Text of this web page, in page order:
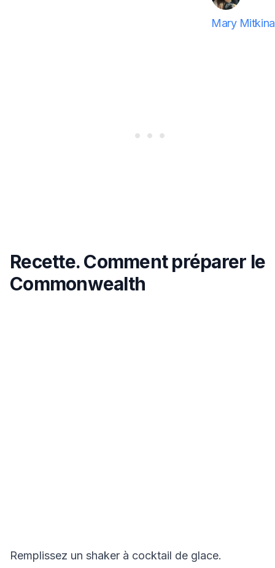
Mary Mitkina
Recette. Comment préparer le
Commonwealth
Remplissez un shaker à cocktail de glace.